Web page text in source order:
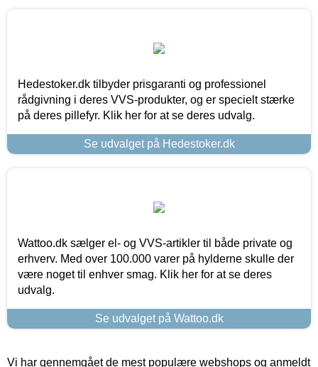
Hedestoker.dk tilbyder prisgaranti og professionel
rådgivning i deres VVS-produkter, og er specielt stærke
på deres pillefyr. Klik her for at se deres udvalg.
Se udvalget på Hedestoker.dk
Wattoo.dk sælger el- og VVS-artikler til både private og
erhverv. Med over 100.000 varer på hylderne skulle der
være noget til enhver smag. Klik her for at se deres
udvalg.
Se udvalget på Wattoo.dk
Vi har gennemgået de mest populære webshops og anmeldt